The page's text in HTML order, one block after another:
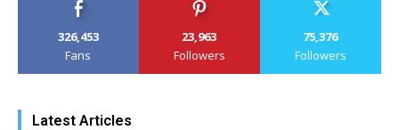
326,453
Fans
23,963
Followers
75,376
Followers
Latest Articles